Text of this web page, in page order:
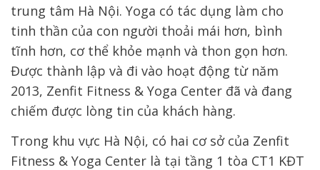
trung tâm Hà Nội. Yoga có tác dụng làm cho
tinh thần của con người thoải mái hơn, bình
tĩnh hơn, cơ thể khỏe mạnh và thon gọn hơn.
Được thành lập và đi vào hoạt động từ năm
2013, Zenfit Fitness & Yoga Center đã và đang
chiếm được lòng tin của khách hàng.
Trong khu vực Hà Nội, có hai cơ sở của Zenfit
Fitness & Yoga Center là tại tầng 1 tòa CT1 KĐT